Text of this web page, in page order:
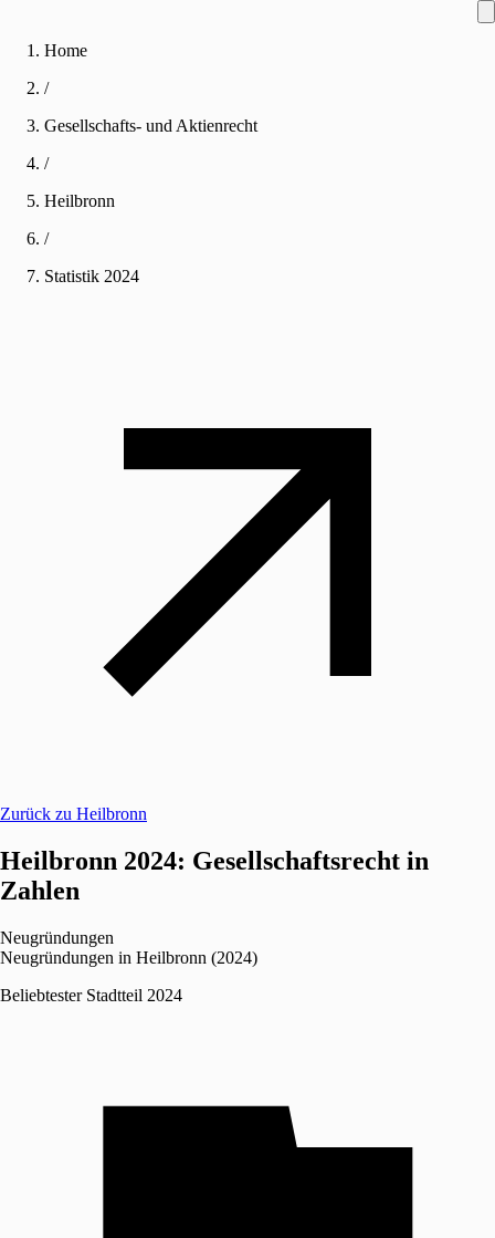
Home
/
Gesellschafts- und Aktienrecht
/
Heilbronn
/
Statistik 2024
Zurück zu Heilbronn
Heilbronn 2024: Gesellschaftsrecht in
Zahlen
Neugründungen
Neugründungen in Heilbronn (2024)
Beliebtester Stadtteil 2024